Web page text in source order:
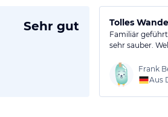
Sehr gut Tolles
Familiär
sehr sauber.
Frank
Aus